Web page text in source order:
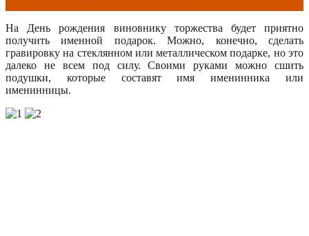
На День рождения виновнику торжества будет приятно
получить именной подарок. Можно, конечно, сделать
гравировку на стеклянном или металлическом подарке, но это
далеко не всем под силу. Своими руками можно сшить
подушки, которые составят имя именинника или
именинницы.